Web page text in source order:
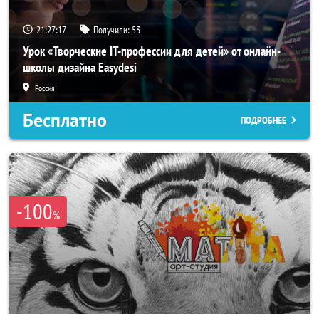
21:27:14 Получили: 53
Урок «Творческие IT-профессии для детей» от онлайн-
школы дизайна Easydesi
Россия
Бесплатно ПОДРОБНЕЕ
-100%